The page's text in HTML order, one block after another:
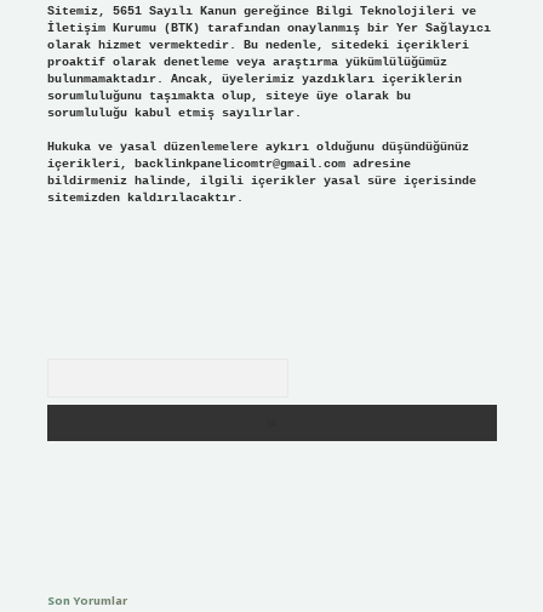
Sitemiz, 5651 Sayılı Kanun gereğince Bilgi Teknolojileri ve
İletişim Kurumu (BTK) tarafından onaylanmış bir Yer Sağlayıcı
olarak hizmet vermektedir. Bu nedenle, sitedeki içerikleri
proaktif olarak denetleme veya araştırma yükümlülüğümüz
bulunmamaktadır. Ancak, üyelerimiz yazdıkları içeriklerin
sorumluluğunu taşımakta olup, siteye üye olarak bu
sorumluluğu kabul etmiş sayılırlar.
Hukuka ve yasal düzenlemelere aykırı olduğunu düşündüğünüz
içerikleri, backlinkpanelicomtr@gmail.comadresine
bildirmeniz halinde, ilgili içerikler yasal süre içerisinde
sitemizden kaldırılacaktır.
Son Yorumlar